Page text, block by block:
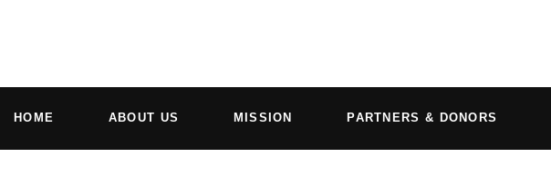
HOME ABOUT US MISSION PARTNERS & DONORS